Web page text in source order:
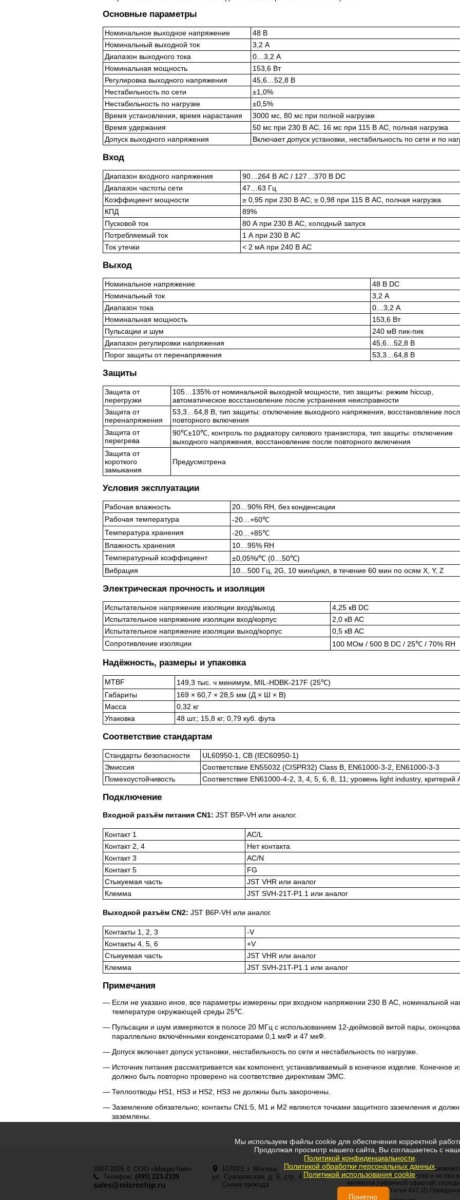
Основные параметры
Номинальное выходное напряжение
48 В
Номинальный выходной ток
3,2 А
Диапазон выходного тока
0…3,2 А
Номинальная мощность
153,6 Вт
Регулировка выходного напряжения
45,6…52,8 В
Нестабильность по сети
±1,0%
Нестабильность по нагрузке
±0,5%
Время установления, время нарастания
3000 мс, 80 мс при полной нагрузке
Время удержания
50 мс при 230 В AC, 16 мс при 115 В AC, полная нагрузка
Допуск выходного напряжения
Включает допуск установки, нестабильность по сети и по
Вход
Диапазон входного напряжения
90…264 В AC / 127…370 В DC
Диапазон частоты сети
47…63 Гц
Коэффициент мощности
≥ 0,95 при 230 В AC; ≥ 0,98 при 115 В AC, полная нагрузка
КПД
89%
Пусковой ток
80 А при 230 В AC, холодный запуск
Потребляемый ток
1 А при 230 В AC
Ток утечки
< 2 мА при 240 В AC
Выход
Номинальное напряжение
48 В DC
Номинальный ток
3,2 А
Диапазон тока
0…3,2 А
Номинальная мощность
153,6 Вт
Пульсации и шум
240 мВ пик-пик
Диапазон регулировки напряжения
45,6…52,8 В
Порог защиты от перенапряжения
53,3…64,8 В
Защиты
Защита от
перегрузки
105…135% от номинальной выходной мощности, тип защиты: режим hiccup,
автоматическое восстановление после устранения неисправности
Защита от
перенапряжения
53,3…64,8 В, тип защиты: отключение выходного напряжения, восстановление
повторного включения
Защита от
перегрева
90℃±10℃, контроль по радиатору силового транзистора, тип защиты: отключение
выходного напряжения, восстановление после повторного включения
Защита от
короткого
замыкания
Предусмотрена
Условия эксплуатации
Рабочая влажность
20…90% RH, без конденсации
Рабочая температура
-20…+60℃
Температура хранения
-20…+85℃
Влажность хранения
10…95% RH
Температурный коэффициент
±0,05%/℃ (0…50℃)
Вибрация
10…500 Гц, 2G, 10 мин/цикл, в течение 60 мин по осям X, Y, Z
Электрическая прочность и изоляция
Испытательное напряжение изоляции вход/выход
4,25 кВ DC
Испытательное напряжение изоляции вход/корпус
2,0 кВ AC
Испытательное напряжение изоляции выход/корпус
0,5 кВ AC
Сопротивление изоляции
100 МОм / 500 В DC / 25℃ / 70% RH
Надёжность, размеры и упаковка
MTBF
149,3 тыс. ч минимум, MIL-HDBK-217F (25℃)
Габариты
169 × 60,7 × 28,5 мм (Д × Ш × В)
Масса
0,32 кг
Упаковка
48 шт.; 15,8 кг; 0,79 куб. фута
Соответствие стандартам
Стандарты безопасности
UL60950-1, CB (IEC60950-1)
Эмиссия
Соответствие EN55032 (CISPR32) Class B, EN61000-3-2, EN61000-3-3
Помехоустойчивость
Соответствие EN61000-4-2, 3, 4, 5, 6, 8, 11; уровень light industry, критерий
Подключение
Входной разъём питания CN1: JST B5P-VH или аналог.
Контакт 1
AC/L
Контакт 2, 4
Нет контакта
Контакт 3
AC/N
Контакт 5
FG
Стыкуемая часть
JST VHR или аналог
Клемма
JST SVH-21T-P1.1 или аналог
Выходной разъём CN2: JST B6P-VH или аналог.
Контакты 1, 2, 3
-V
Контакты 4, 5, 6
+V
Стыкуемая часть
JST VHR или аналог
Клемма
JST SVH-21T-P1.1 или аналог
Примечания
Если не указано иное, все параметры измерены при входном напряжении 230 В AC, номинальной
температуре окружающей среды 25℃.
Пульсации и шум измеряются в полосе 20 МГц с использованием 12-дюймовой витой пары,
параллельно включёнными конденсаторами 0,1 мкФ и 47 мкФ.
Допуск включает допуск установки, нестабильность по сети и нестабильность по нагрузке.
Источник питания рассматривается как компонент, устанавливаемый в конечное изделие. Конечное
должно быть повторно проверено на соответствие директивам ЭМС.
Теплоотводы HS1, HS3 и HS2, HS3 не должны быть закорочены.
Заземление обязательно; контакты CN1:5, M1 и M2 являются точками защитного заземления и
заземлены.
2007-2026 © ООО «Микро-Чип»
Телефон: (495) 223-2339
sales@microchip.ru
107023, г. Москва,
ул. Суворовская, д. 6, стр. 4, 1 этаж
Схема проезда
Все материалы сайта носят
информационный характер и ни при
являются публичной офертой,
положением Статьи 437 (2)
Мы используем файлы cookie для обеспечения корректной
Продолжая просмотр нашего сайта, Вы соглашаетесь с
Политикой конфиденциальности
Политикой обработки персональных данных.
Политикой использования cookie.
Понятно